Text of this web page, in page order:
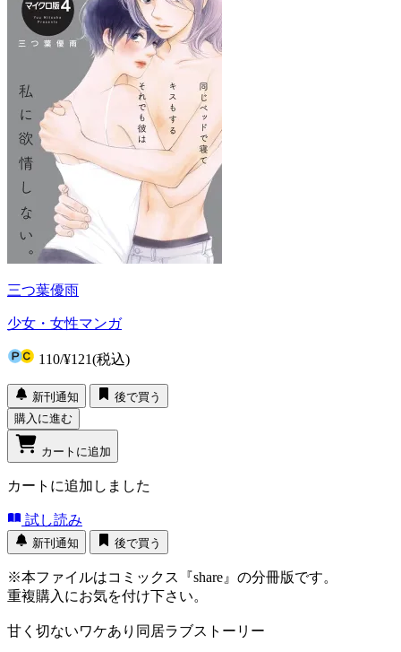
三つ葉優雨
少女・女性マンガ
110/¥121(税込)
新刊通知
後で買う
購入に進む
カートに追加
カートに追加しました
試し読み
新刊通知 後で買う
※本ファイルはコミックス『share』の分冊版です。
重複購入にお気を付け下さい。
甘く切ないワケあり同居ラブストーリー